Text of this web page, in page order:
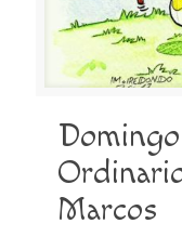
Marcos